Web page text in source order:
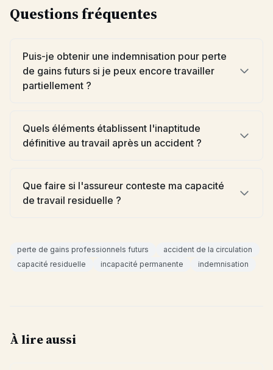
Questions fréquentes
Puis-je obtenir une indemnisation pour perte
de gains futurs si je peux encore travailler
partiellement ?
Quels éléments établissent l'inaptitude
définitive au travail après un accident ?
Que faire si l'assureur conteste ma capacité
de travail residuelle ?
perte de gains professionnels futurs
accident de la circulation
capacité residuelle
incapacité permanente indemnisation
À lire aussi